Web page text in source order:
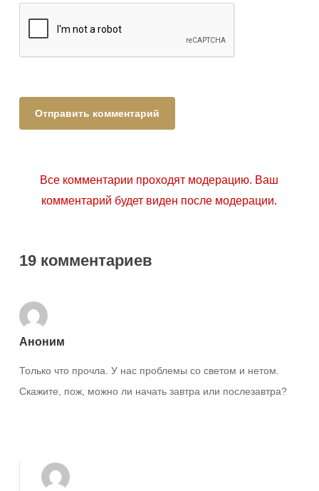
Все комментарии проходят модерацию. Ваш
комментарий будет виден после модерации.
19 комментариев
Аноним
Только что прочла. У нас проблемы со светом и нетом.
Скажите, пож, можно ли начать завтра или послезавтра?